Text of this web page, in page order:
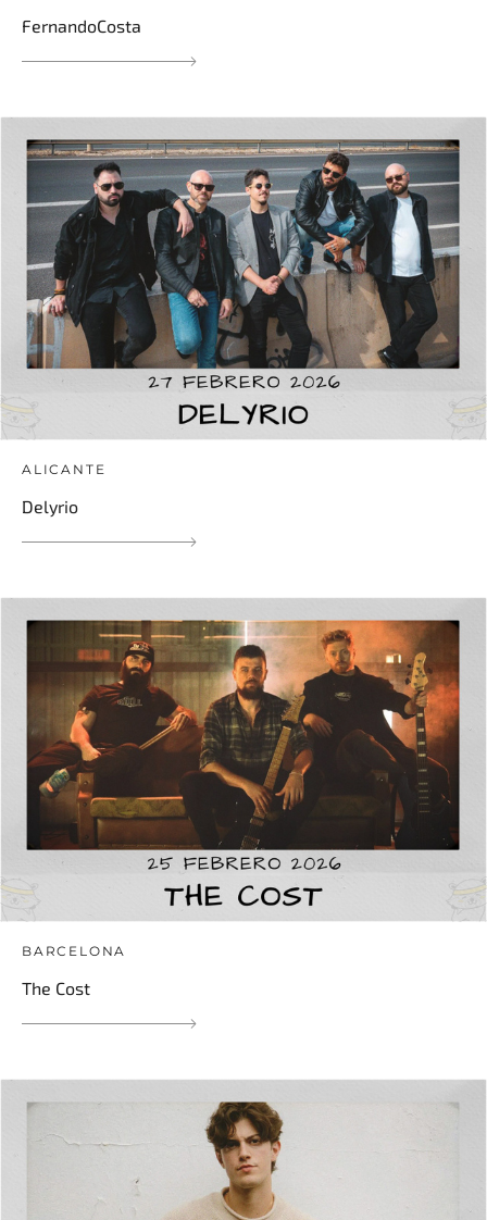
FernandoCosta
ALICANTE
Delyrio
BARCELONA
The Cost